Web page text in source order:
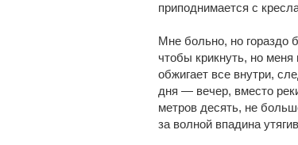
приподнимается с
Мне больно, но гораздо
чтобы крикнуть, но
обжигает все внутри,
дня — вечер, вместо
метров десять, не
за волной впадина